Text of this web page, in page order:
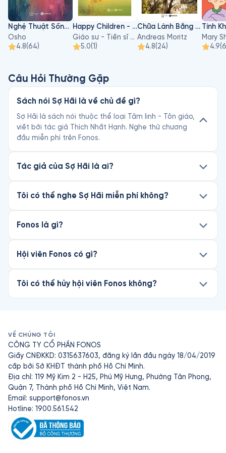
Thầy đích thực là một vị bồ tát của thời hiện đại và là niềm tự
hào của Việt Nam.
Nghệ Thuật Sống Và Chết
Osho
4.8(64)
Happy Children - Hiểu Về Sự Phát Triển Của Trẻ Để Nuôi Dạy Con An Lạc Và Hạnh Phúc
Giáo sư - Tiến sĩ Hà Vĩnh Thọ
5.0(1)
Chữa Lành Bằng Ánh Sáng Mặt Trời
Andreas Moritz
4.8(24)
Tính
4.9(6
Câu Hỏi Thường Gặp
Sách nói Sợ Hãi là về chủ đề gì?
Sợ Hãi là sách nói thuộc thể loại Tâm linh - Tôn giáo,
viết bởi tác giả Thích Nhất Hạnh. Nghe thử chương
đầu miễn phí trên Fonos.
Tác giả của Sợ Hãi là ai?
Tôi có thể nghe Sợ Hãi miễn phí không?
Fonos là gì?
Hội viên Fonos có gì?
Tôi có thể hủy hội viên Fonos không?
VỀ CHÚNG TÔI
CÔNG TY CỔ PHẦN FONOS
Giấy CNĐKKD: 0315637603, đăng ký lần đầu ngày 18/04/2019
cấp bởi Sở KHĐT thành phố Hồ Chí Minh.
Địa chỉ: 119 Mỹ Kim 2 - H25, Phú Mỹ Hưng, Phường Tân Phong,
Quận 7, Thành phố Hồ Chí Minh, Việt Nam.
Email: support@fonos.vn
Hotline: 1900.561.542